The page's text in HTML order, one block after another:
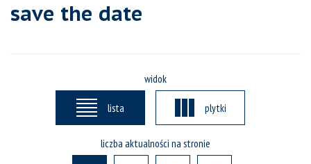
save the date
widok
lista plytki
liczba aktualności na stronie